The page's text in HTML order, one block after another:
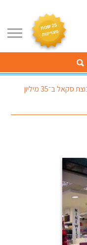
טדי שגיא במו”מ מתקדם לרכישת קבוצת סקאל ב־35 מיליון